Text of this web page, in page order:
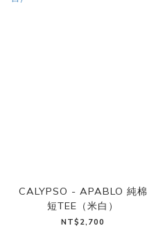
CALYPSO - APABLO 純棉
短TEE（米白）
NT$2,700